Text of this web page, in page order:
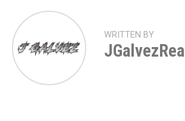
WRITTEN BY